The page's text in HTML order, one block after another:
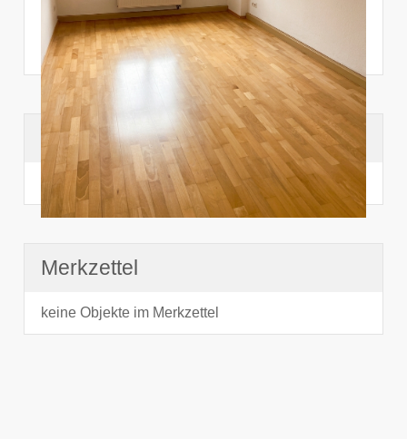
Suchhistorie
noch nichts angesehen
Merkzettel
keine Objekte im Merkzettel